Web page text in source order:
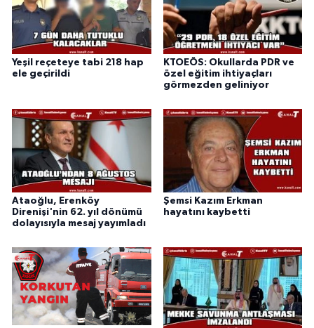
Yeşil reçeteye tabi 218 hap
ele geçirildi
KTOEÖS: Okullarda PDR ve
özel eğitim ihtiyaçları
görmezden geliniyor
Ataoğlu, Erenköy
Direnişi'nin 62. yıl dönümü
dolayısıyla mesaj yayımladı
Şemsi Kazım Erkman
hayatını kaybetti